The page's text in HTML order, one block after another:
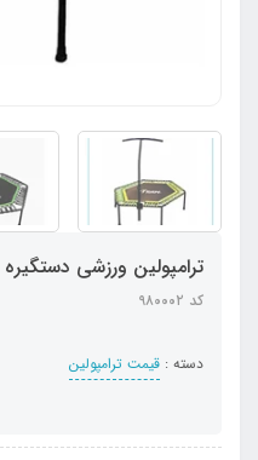
ترامپولین ورزشی دستگیره
کد ۹۸۰۰۰۲
دسته : قیمت ترامپولین